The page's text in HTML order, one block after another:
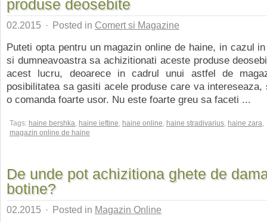
produse deosebite
02.2015 · Posted in Comert si Magazine
Puteti opta pentru un magazin online de haine, in cazul
si dumneavoastra sa achizitionati aceste produse
acest lucru, deoarece in cadrul unui astfel de
posibilitatea sa gasiti acele produse care va intereseaza,
o comanda foarte usor. Nu este foarte greu sa faceti ...
Tags: haine bershka, haine ieftine, haine online, haine stradivarius, haine zara,
magazin online de haine
De unde pot achizitiona ghete de
botine?
02.2015 · Posted in Magazin Online